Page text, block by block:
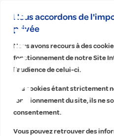
Nous accordons de
privée
Nous avons recours à des
fonctionnement de notre Site
l’audience de celui-ci.
Ces cookies étant strictement
fonctionnement du site, ils ne
consentement.
Vous pouvez retrouver des
de-